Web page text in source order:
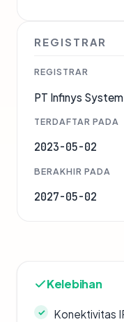
REGISTRAR
REGISTRAR
PT Infinys
TERDAFTAR PADA
2023-05-02
BERAKHIR PADA
2027-05-02
Kelebihan
Konektivitas